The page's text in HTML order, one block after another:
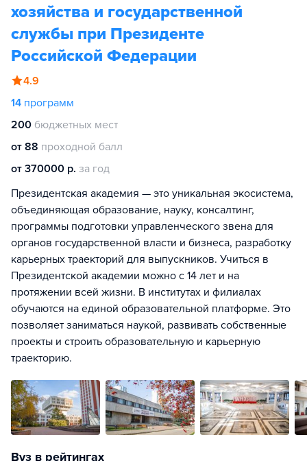
хозяйства и государственной
службы при Президенте
Российской Федерации
4.9
14 программ
200 бюджетных мест
от 88 проходной балл
от 370000 р. за год
Президентская академия — это уникальная экосистема,
объединяющая образование, науку, консалтинг,
программы подготовки управленческого звена для
органов государственной власти и бизнеса, разработку
карьерных траекторий для выпускников. Учиться в
Президентской академии можно с 14 лет и на
протяжении всей жизни. В институтах и филиалах
обучаются на единой образовательной платформе. Это
позволяет заниматься наукой, развивать собственные
проекты и строить образовательную и карьерную
траекторию.
Вуз в рейтингах